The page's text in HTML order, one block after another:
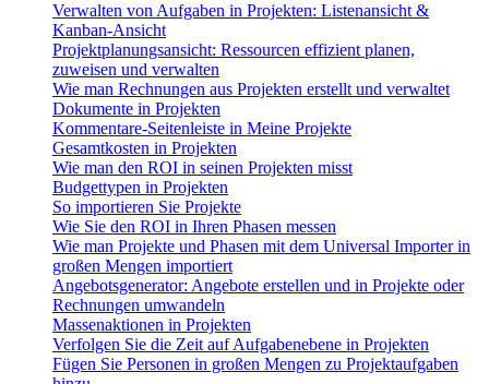
Verwalten von Aufgaben in Projekten: Listenansicht &
Kanban-Ansicht
Projektplanungsansicht: Ressourcen effizient planen,
zuweisen und verwalten
Wie man Rechnungen aus Projekten erstellt und verwaltet
Dokumente in Projekten
Kommentare-Seitenleiste in Meine Projekte
Gesamtkosten in Projekten
Wie man den ROI in seinen Projekten misst
Budgettypen in Projekten
So importieren Sie Projekte
Wie Sie den ROI in Ihren Phasen messen
Wie man Projekte und Phasen mit dem Universal Importer in
großen Mengen importiert
Angebotsgenerator: Angebote erstellen und in Projekte oder
Rechnungen umwandeln
Massenaktionen in Projekten
Verfolgen Sie die Zeit auf Aufgabenebene in Projekten
Fügen Sie Personen in großen Mengen zu Projektaufgaben